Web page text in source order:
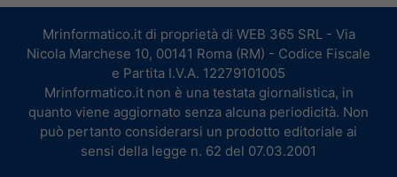
Mrinformatico.it di proprietà di WEB 365 SRL - Via
Nicola Marchese 10, 00141 Roma (RM) - Codice Fiscale
e Partita I.V.A. 12279101005
Mrinformatico.it non è una testata giornalistica, in
quanto viene aggiornato senza alcuna periodicità. Non
può pertanto considerarsi un prodotto editoriale ai
sensi della legge n. 62 del 07.03.2001